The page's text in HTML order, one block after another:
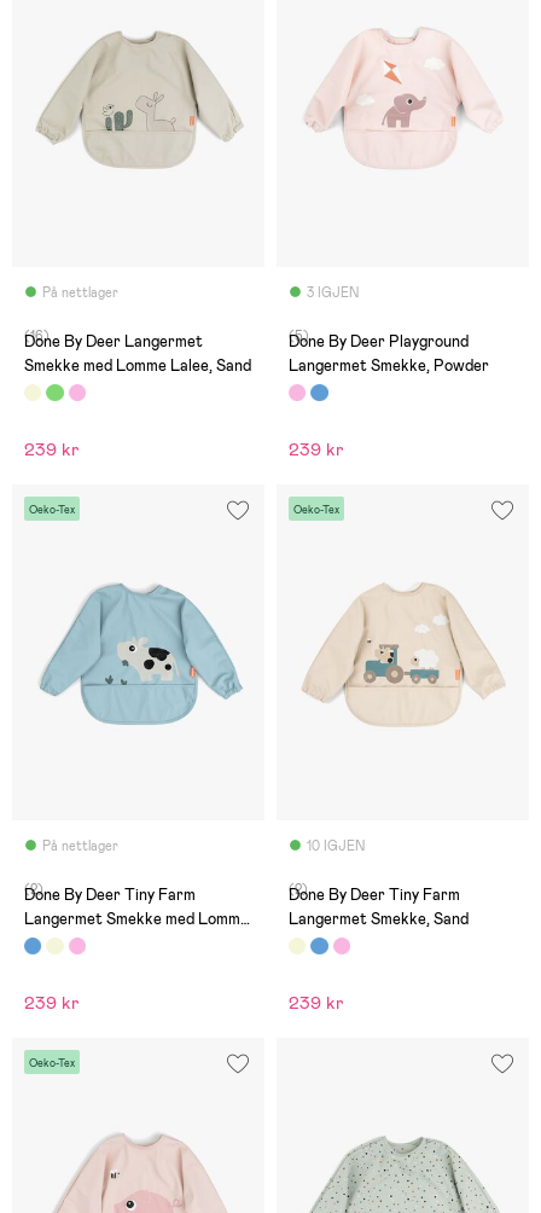
På nettlager
(16)
Done By Deer Langermet
Smekke med Lomme Lalee, Sand
239 kr
3 IGJEN
(5)
Done By Deer Playground
Langermet Smekke, Powder
239 kr
Oeko-Tex
På nettlager
(2)
Done By Deer Tiny Farm
Langermet Smekke med Lomme,
Blue
239 kr
Oeko-Tex
10 IGJEN
(2)
Done By Deer Tiny Farm
Langermet Smekke, Sand
239 kr
Oeko-Tex